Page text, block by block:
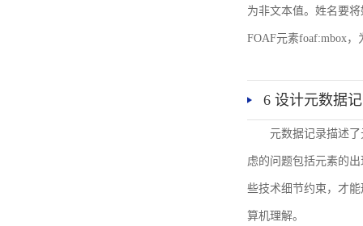
为非文本值。姓名要
FOAF元素foaf:mbox，
6 设计元数据
元数据记录描述
虑的问题包括元素的
些技术细节约束，才
算机理解。